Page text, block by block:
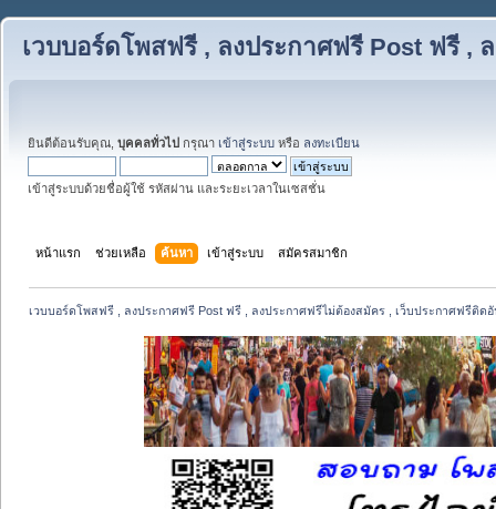
เวบบอร์ดโพสฟรี , ลงประกาศฟรี Post ฟรี ,
ยินดีต้อนรับคุณ, บุคคลทั่วไป กรุณา เข้าสู่ระบบ หรือ ลงทะเบียน
เข้าสู่ระบบด้วยชื่อผู้ใช้ รหัสผ่าน และระยะเวลาในเซสชั่น
หน้าแรก ช่วยเหลือ ค้นหา เข้าสู่ระบบ สมัครสมาชิก
เวบบอร์ดโพสฟรี , ลงประกาศฟรี Post ฟรี , ลงประกาศฟรีไม่ต้องสมัคร , เว็บประกาศฟรีติด